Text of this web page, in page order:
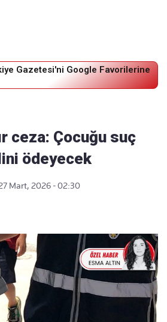
Gazetesi'ni Google Favorilerine
ceza: Çocuğu suç
ödeyecek
Mart, 2026 - 02:30